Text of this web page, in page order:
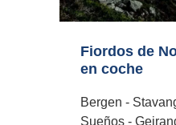
Fiordos de
en coche
Bergen -
Sueños -